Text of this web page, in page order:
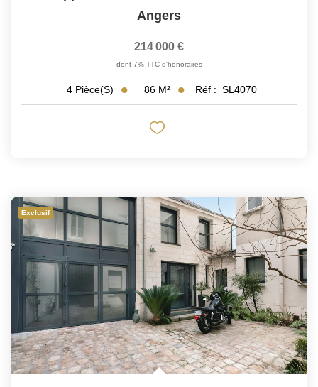
Angers
214 000 €
dont 7% TTC d'honoraires
4 Pièce(s) 86 M² Réf : SL4070
Exclusif